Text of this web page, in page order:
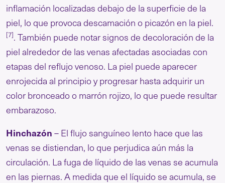
inflamación localizadas debajo de la superficie de la
piel, lo que provoca descamación o picazón en la piel.
[7]. También puede notar signos de decoloración de la
piel alrededor de las venas afectadas asociadas con
etapas del reflujo venoso. La piel puede aparecer
enrojecida al principio y progresar hasta adquirir un
color bronceado o marrón rojizo, lo que puede resultar
embarazoso.
Hinchazón – El flujo sanguíneo lento hace que las
venas se distiendan, lo que perjudica aún más la
circulación. La fuga de líquido de las venas se acumula
en las piernas. A medida que el líquido se acumula, se